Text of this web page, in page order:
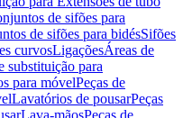
de sifões para
de sifões para bidésSifões
curvosLigaçõesÁreas de
substituição para
para móvelPeças de
Lavatórios de pousarPeças
Lava-mãosPeças de